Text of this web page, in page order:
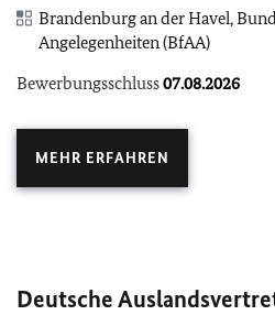
Brandenburg an der Havel,
Angelegenheiten (BfAA)
Bewerbungsschluss07.08.2026
MEHR ERFAHREN
Deutsche